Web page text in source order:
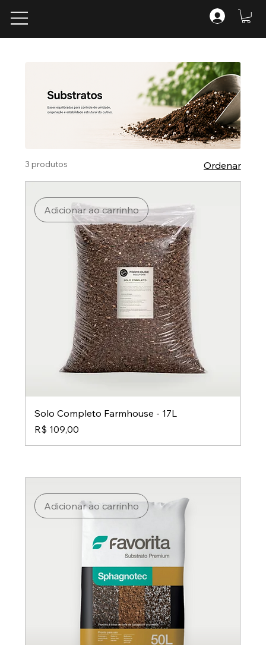
3 produtos Ordenar
Adicionar ao carrinho
Solo Completo Farmhouse - 17L
Preço
R$ 109,00
Adicionar ao carrinho